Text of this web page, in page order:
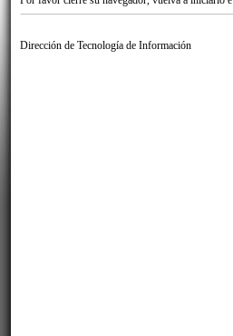
Dirección de Tecnología de Información